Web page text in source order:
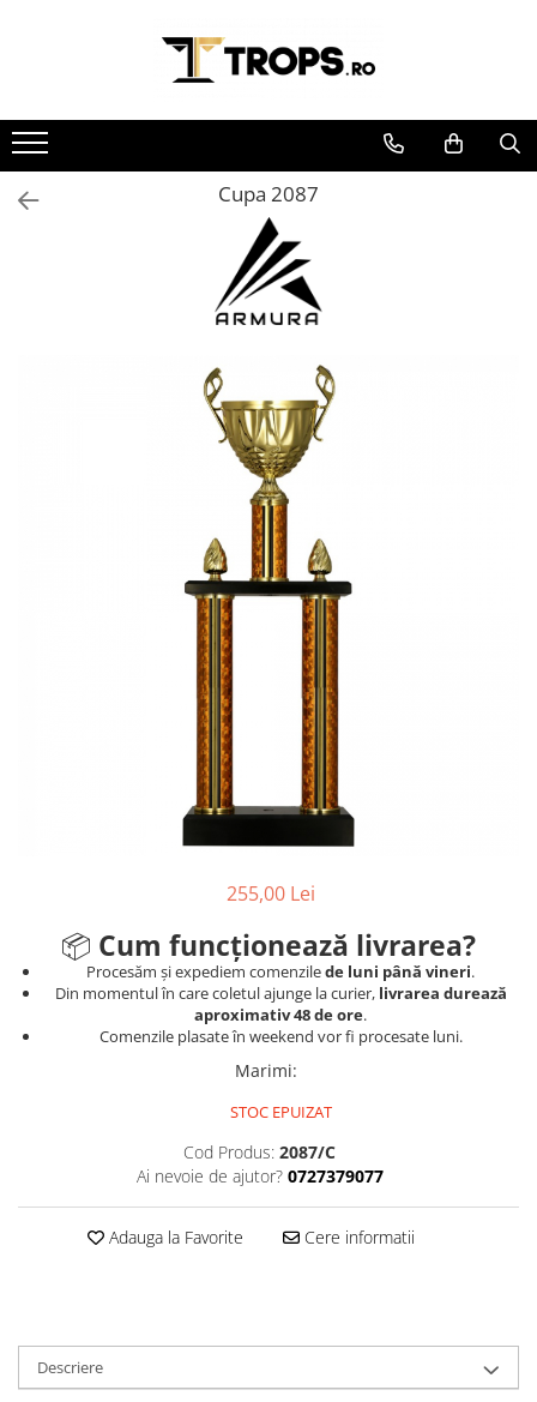
Sporturi
Arte Martiale
Atletism
Accesorii Cupe
Personalizari Cupe
Medalii Tematice
Medalii Personalizate
Personalizari Medalii
Trofee Lemn
Cupa 2087
255,00 Lei
📦 Cum funcționează livrarea?
Procesăm și expediem comenzilede luni până vineri.
Din momentul în care coletul ajunge la curier, livrarea durează
aproximativ 48 de ore.
Comenzile plasate în weekend vor fi procesate luni.
Marimi:
STOC EPUIZAT
Cod Produs: 2087/C
Ai nevoie de ajutor? 0727379077
Adauga la Favorite Cere informatii
Descriere